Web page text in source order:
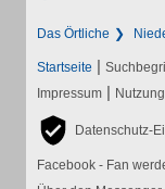
Das Örtliche
Startseite |
Impressum |
Datenschutz-
Facebook - Fan